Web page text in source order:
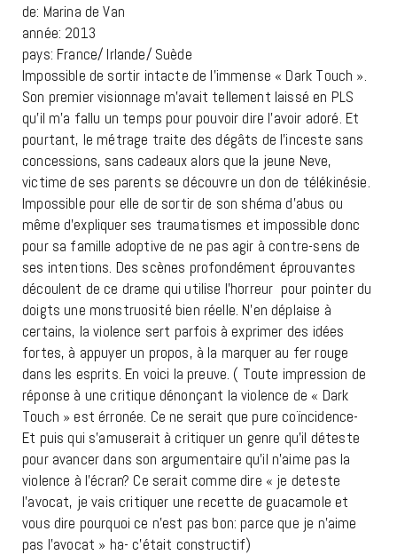
de: Marina de Van
année: 2013
pays: France/ Irlande/ Suède
Impossible de sortir intacte de l’immense « Dark Touch ».
Son premier visionnage m’avait tellement laissé en PLS
qu’il m’a fallu un temps pour pouvoir dire l’avoir adoré. Et
pourtant, le métrage traite des dégâts de l’inceste sans
concessions, sans cadeaux alors que la jeune Neve,
victime de ses parents se découvre un don de télékinésie.
Impossible pour elle de sortir de son shéma d’abus ou
même d’expliquer ses traumatismes et impossible donc
pour sa famille adoptive de ne pas agir à contre-sens de
ses intentions. Des scènes profondément éprouvantes
découlent de ce drame qui utilise l’horreur pour pointer du
doigts une monstruosité bien réelle. N’en déplaise à
certains, la violence sert parfois à exprimer des idées
fortes, à appuyer un propos, à la marquer au fer rouge
dans les esprits. En voici la preuve. ( Toute impression de
réponse à une critique dénonçant la violence de « Dark
Touch » est érronée. Ce ne serait que pure coïncidence-
Et puis qui s’amuserait à critiquer un genre qu’il déteste
pour avancer dans son argumentaire qu’il n’aime pas la
violence à l’écran? Ce serait comme dire « je deteste
l’avocat, je vais critiquer une recette de guacamole et
vous dire pourquoi ce n’est pas bon: parce que je n’aime
pas l’avocat » ha- c’était constructif)